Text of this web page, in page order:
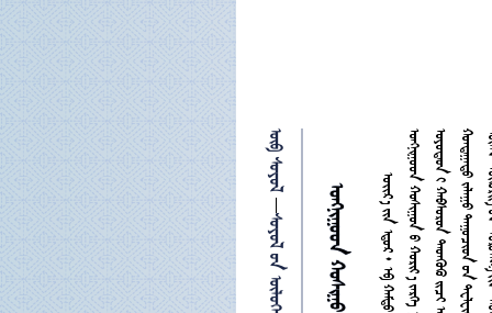
 

 